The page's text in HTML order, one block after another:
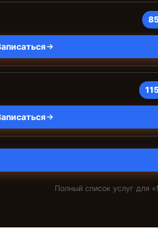
Полный список услуг для «